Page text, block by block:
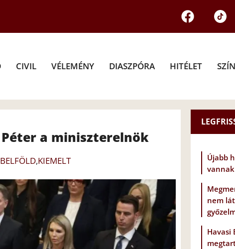
CIVIL VÉLEMÉNY DIASZPÓRA HITÉLET
a miniszterelnök
BELFÖLD,KIEMELT
Újabb
nem
Havasi